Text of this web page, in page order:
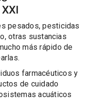
pesados, pesticidas
otras sustancias
más rápido de
farmacéuticos y
de cuidado
acuáticos